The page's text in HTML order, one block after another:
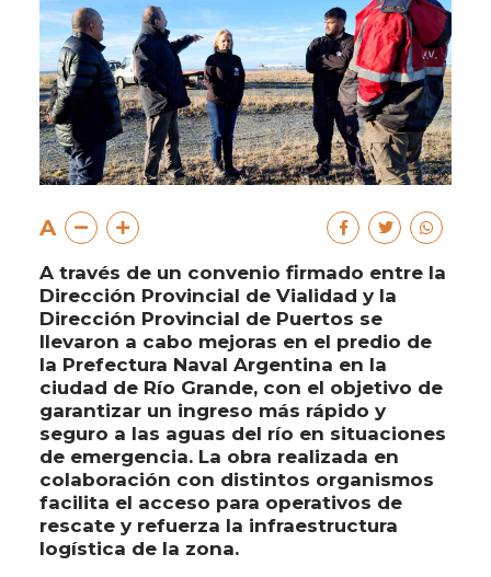
A
A través de un convenio firmado entre la
Dirección Provincial de Vialidad y la
Dirección Provincial de Puertos se
llevaron a cabo mejoras en el predio de
la Prefectura Naval Argentina en la
ciudad de Río Grande, con el objetivo de
garantizar un ingreso más rápido y
seguro a las aguas del río en situaciones
de emergencia. La obra realizada en
colaboración con distintos organismos
facilita el acceso para operativos de
rescate y refuerza la infraestructura
logística de la zona.